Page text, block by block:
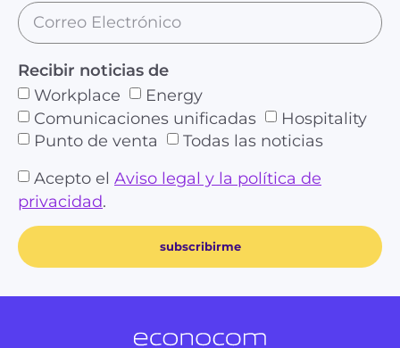
Recibir noticias de
Workplace
Energy
Comunicaciones unificadas
Hospitality
Punto de venta
Todas las noticias
Acepto el Aviso legal y la política de
privacidad.
subscribirme